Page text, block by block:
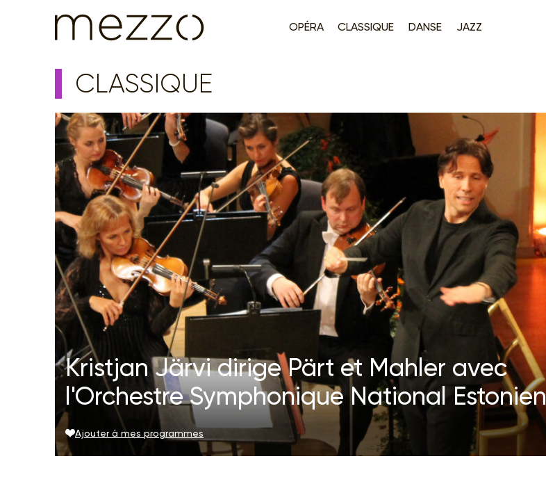
OPÉRA CLASSIQUE DANSE JAZZ
CLASSIQUE
Kristjan Järvi dirige Pärt et Mahler avec
l'Orchestre Symphonique National Estonien
Ajouter à mes programmes